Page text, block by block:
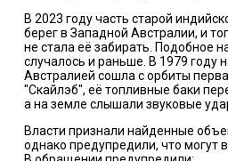
В 2023 году часть старой
берег в Западной Австралии, и
не стала её забирать. Подобное
случалось и раньше. В 1979 году
Австралией сошла с орбиты
"Скайлэб", её топливные баки
а на земле слышали звуковые
Власти признали найденные
однако предупредили, что могут